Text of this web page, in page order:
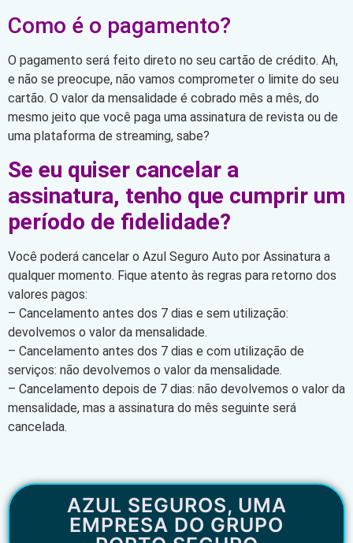
Como é o pagamento?
O pagamento será feito direto no seu cartão de crédito. Ah,
e não se preocupe, não vamos comprometer o limite do seu
cartão. O valor da mensalidade é cobrado mês a mês, do
mesmo jeito que você paga uma assinatura de revista ou de
uma plataforma de streaming, sabe?
Se eu quiser cancelar a
assinatura, tenho que cumprir um
período de fidelidade?
Você poderá cancelar o Azul Seguro Auto por Assinatura a
qualquer momento. Fique atento às regras para retorno dos
valores pagos:
– Cancelamento antes dos 7 dias e sem utilização:
devolvemos o valor da mensalidade.
– Cancelamento antes dos 7 dias e com utilização de
serviços: não devolvemos o valor da mensalidade.
– Cancelamento depois de 7 dias: não devolvemos o valor da
mensalidade, mas a assinatura do mês seguinte será
cancelada.
AZUL SEGUROS, UMA
EMPRESA DO GRUPO